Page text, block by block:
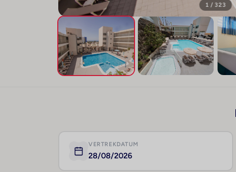
1 / 323
VERTREKDATUM
28/08/2026